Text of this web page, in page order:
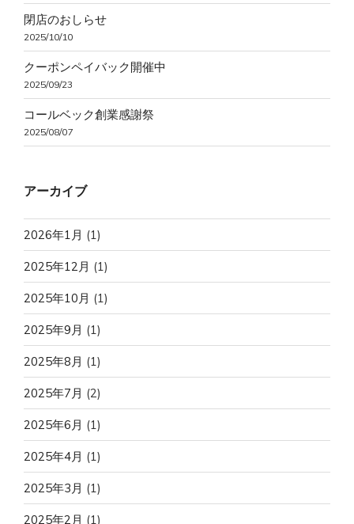
閉店のおしらせ
2025/10/10
クーポンペイバック開催中
2025/09/23
コールベック創業感謝祭
2025/08/07
アーカイブ
2026年1月 (1)
2025年12月 (1)
2025年10月 (1)
2025年9月 (1)
2025年8月 (1)
2025年7月 (2)
2025年6月 (1)
2025年4月 (1)
2025年3月 (1)
2025年2月 (1)